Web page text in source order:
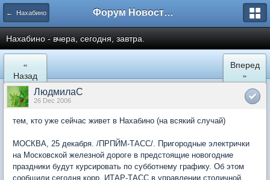
← Нахабино Форум Новостройки
Нахабино - вчера, сегодня, завтра.
«
Назад
Вперед
»
ЛюдмилаС
26 Dec 2006
тем, кто уже сейчас живет в Нахабино (на всякий случай)
МОСКВА, 25 декабря. /ПРПЙМ-ТАСС/. Пригородные электрички
на Московской железной дороге в предстоящие новогодние
праздники будут курсировать по субботнему графику. Об этом
сообщили сегодня корр. ИТАР-ТАСС в управлении столичной